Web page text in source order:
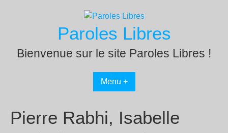
Paroles Libres
Bienvenue sur le site Paroles Libres !
Menu +
Pierre Rabhi, Isabelle